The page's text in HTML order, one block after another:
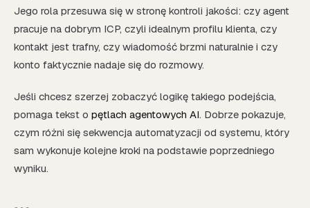
Jego rola przesuwa się w stronę kontroli jakości: czy agent
pracuje na dobrym ICP, czyli idealnym profilu klienta, czy
kontakt jest trafny, czy wiadomość brzmi naturalnie i czy
konto faktycznie nadaje się do rozmowy.
Jeśli chcesz szerzej zobaczyć logikę takiego podejścia,
pomaga tekst o pętlach agentowych AI. Dobrze pokazuje,
czym różni się sekwencja automatyzacji od systemu, który
sam wykonuje kolejne kroki na podstawie poprzedniego
wyniku.